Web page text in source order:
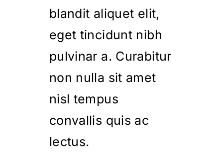
blandit aliquet elit,
eget tincidunt nibh
pulvinar a. Curabitur
non nulla sit amet
nisl tempus
convallis quis ac
lectus.